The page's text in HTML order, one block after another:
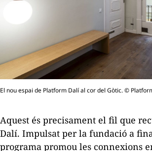
El nou espai de Platform Dalí al cor del Gòtic. ©
Aquest és precisament el fil que
Dalí. Impulsat per la fundació a
programa promou les connexions